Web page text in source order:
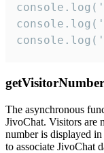
getVisitorNumber
The asynchronous
JivoChat. Visitors are
number is displayed in
to associate JivoChat